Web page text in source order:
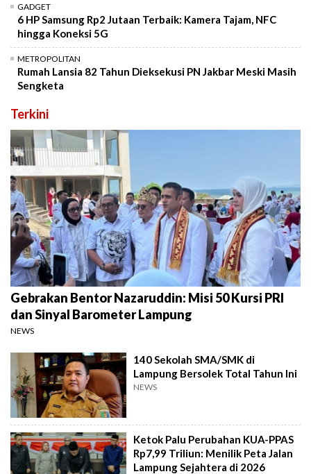
GADGET
6 HP Samsung Rp2 Jutaan Terbaik: Kamera Tajam, NFC
hingga Koneksi 5G
METROPOLITAN
Rumah Lansia 82 Tahun Dieksekusi PN Jakbar Meski Masih
Sengketa
Terkini
Gebrakan Bentor Nazaruddin: Misi 50 Kursi PRI
dan Sinyal Barometer Lampung
NEWS
140 Sekolah SMA/SMK di
Lampung Bersolek Total Tahun Ini
NEWS
Ketok Palu Perubahan KUA-PPAS
Rp7,99 Triliun: Menilik Peta Jalan
Lampung Sejahtera di 2026